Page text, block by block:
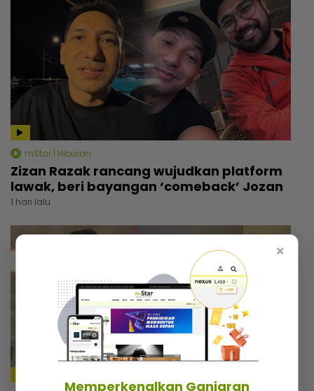
mStar | Hiburan
Zizan Razak rancang wujudkan platform
lawak, beri bayangan ‘comeback’ Jozan
1 hari lalu
×
Memperkenalkan Ganjaran